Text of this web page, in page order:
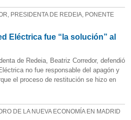
PRESIDENTA DE REDEIA, PONENTE
Eléctrica fue “la solución” al
de Redeia, Beatriz Corredor, defendió
no fue responsable del apagón y
el proceso de restitución se hizo en
DE LA NUEVA ECONOMÍA EN MADRID